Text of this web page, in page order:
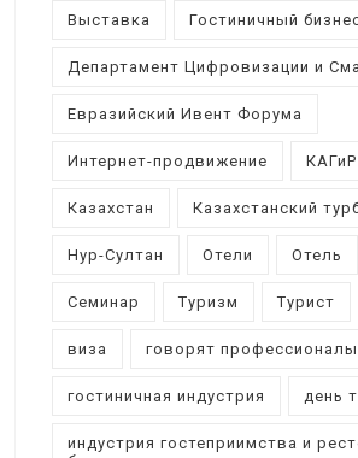
Выставка Гостиничный
Департамент Цифровизации и
Евразийский Ивент Форума
Интернет-продвижение КАГиР
Казахстан Казахстанский
Нур-Султан Отели Отель
Семинар Туризм Турист
виза говорят профессионалы
гостиничная индустрия день
индустрия гостеприимства и